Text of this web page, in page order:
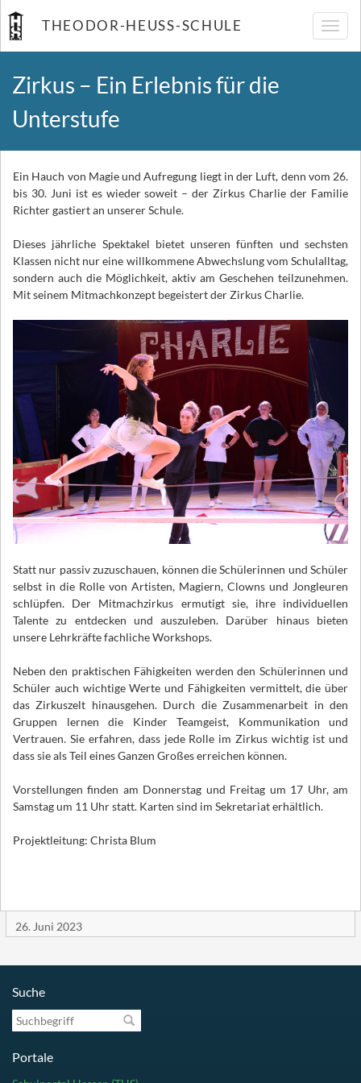
THEODOR-HEUSS-SCHULE
Zirkus – Ein Erlebnis für die
Unterstufe
Ein Hauch von Magie und Aufregung liegt in der Luft, denn vom 26.
bis 30. Juni ist es wieder soweit – der Zirkus Charlie der Familie
Richter gastiert an unserer Schule.
Dieses jährliche Spektakel bietet unseren fünften und sechsten
Klassen nicht nur eine willkommene Abwechslung vom Schulalltag,
sondern auch die Möglichkeit, aktiv am Geschehen teilzunehmen.
Mit seinem Mitmachkonzept begeistert der Zirkus Charlie.
Statt nur passiv zuzuschauen, können die Schülerinnen und Schüler
selbst in die Rolle von Artisten, Magiern, Clowns und Jongleuren
schlüpfen. Der Mitmachzirkus ermutigt sie, ihre individuellen
Talente zu entdecken und auszuleben. Darüber hinaus bieten
unsere Lehrkräfte fachliche Workshops.
Neben den praktischen Fähigkeiten werden den Schülerinnen und
Schüler auch wichtige Werte und Fähigkeiten vermittelt, die über
das Zirkuszelt hinausgehen. Durch die Zusammenarbeit in den
Gruppen lernen die Kinder Teamgeist, Kommunikation und
Vertrauen. Sie erfahren, dass jede Rolle im Zirkus wichtig ist und
dass sie als Teil eines Ganzen Großes erreichen können.
Vorstellungen finden am Donnerstag und Freitag um 17 Uhr, am
Samstag um 11 Uhr statt. Karten sind im Sekretariat erhältlich.
Projektleitung: Christa Blum
26. Juni 2023
Suche
Suchbegriff
Portale